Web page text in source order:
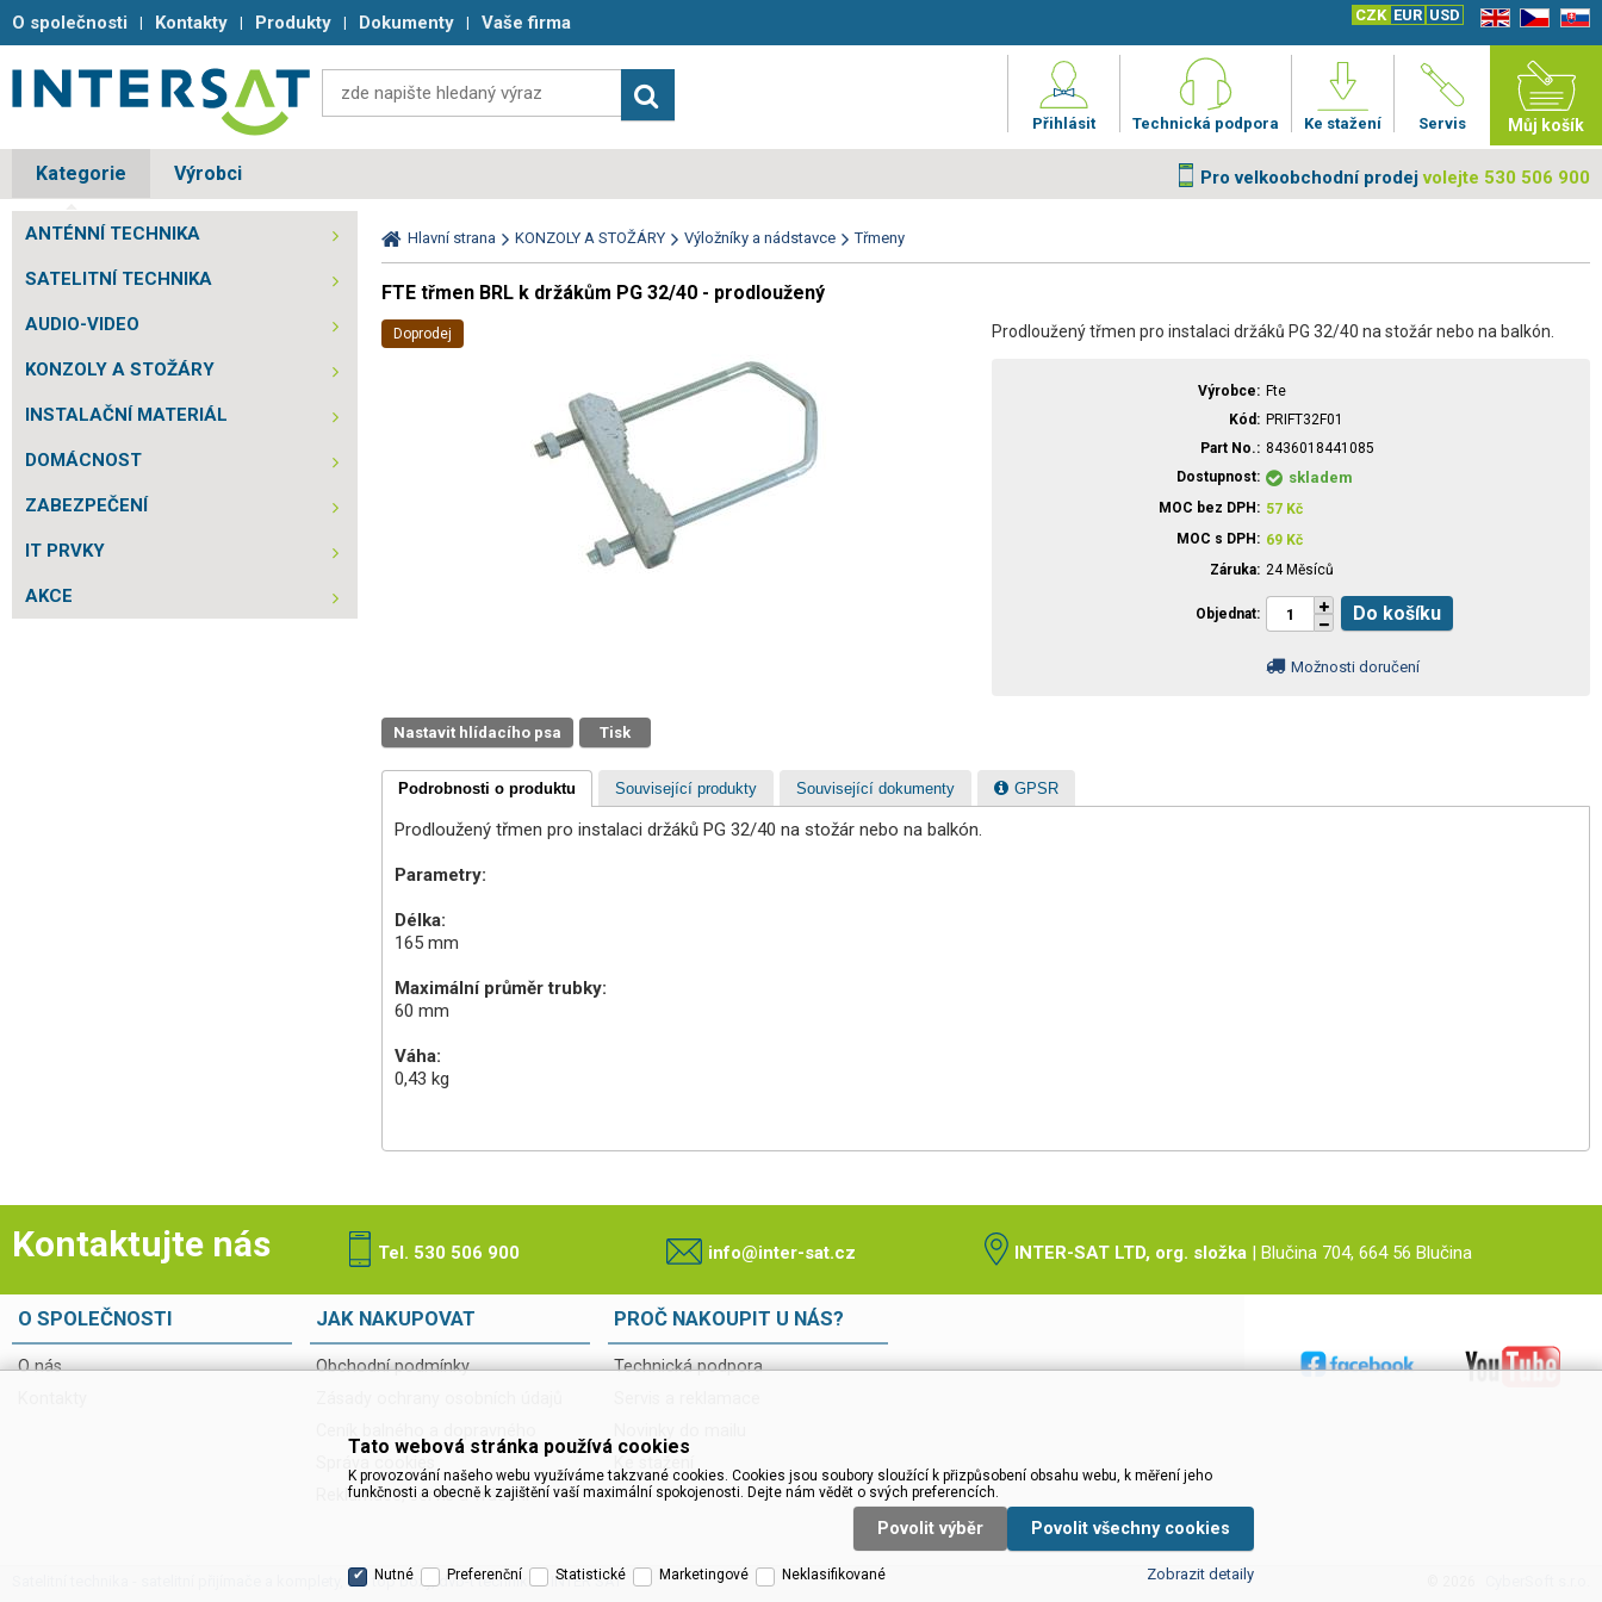
O společnosti Kontakty Produkty Dokumenty Vaše firma EN CZ SK
CZK EUR USD
Můj košík
Servis
Ke stažení
Technická podpora
Přihlásit
Kategorie Výrobci Pro velkoobchodní prodejvolejte 530 506 900
ANTÉNNÍ TECHNIKA
SATELITNÍ TECHNIKA
AUDIO-VIDEO
KONZOLY A STOŽÁRY
INSTALAČNÍ MATERIÁL
DOMÁCNOST
ZABEZPEČENÍ
IT PRVKY
AKCE
Hlavní strana KONZOLY A STOŽÁRY Výložníky a nádstavce Třmeny
FTE třmen BRL k držákům PG 32/40 - prodloužený
Doprodej Prodloužený třmen pro instalaci držáků PG 32/40 na stožár nebo na balkón.
Výrobce
Fte
Kód
PRIFT32F01
Part No.
8436018441085
Dostupnost
skladem
MOC bez DPH 57 Kč
MOC s DPH
69 Kč
Záruka 24 Měsíců
Objednat Do košíku
Možnosti doručení
Nastavit hlídacího psa Tisk
Podrobnosti o produktu Související produkty Související dokumenty GPSR
Prodloužený třmen pro instalaci držáků PG 32/40 na stožár nebo na balkón.
Parametry:
Délka:
165 mm
Maximální průměr trubky:
60 mm
Váha:
0,43 kg
Kontaktujte nás Tel. 530 506 900 info@inter-sat.cz INTER-SAT LTD, org. složka | Blučina 704, 664 56 Blučina
O SPOLEČNOSTI
O nás
JAK NAKUPOVAT
Obchodní podmínky
Reklamace, servis a vrácení
PROČ NAKOUPIT U NÁS?
Technická podpora
Satelitní technika - satelitní přijímače a komplety, set top boxy, dvb-t technika :: INTER SAT
Tato webová stránka používá cookies
K provozování našeho webu využíváme takzvané cookies. Cookies jsou soubory sloužící k přizpůsobení obsahu webu, k měření jeho
funkčnosti a obecně k zajištění vaší maximální spokojenosti. Dejte nám vědět o svých preferencích.
Povolit výběr Povolit všechny cookies
Nutné Preferenční Statistické Marketingové Neklasifikované Zobrazit detaily